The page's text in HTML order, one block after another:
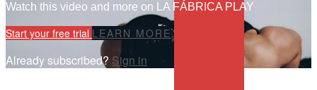
Watch this video and more on LA FÁBRICA PLAY
Start your free trial LEARN MORE
Already subscribed? Sign in